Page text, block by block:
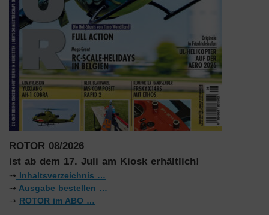
ROTOR 08/2026
ist ab dem 17. Juli am Kiosk erhältlich!
⇢ Inhaltsverzeichnis …
⇢ Ausgabe bestellen …
⇢ ROTOR im ABO …